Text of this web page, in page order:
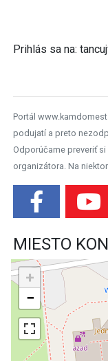
Prihlás sa na:
Portál
podujatí a preto
Odporúčame preveriť
organizátora. Na
MIESTO
+
−